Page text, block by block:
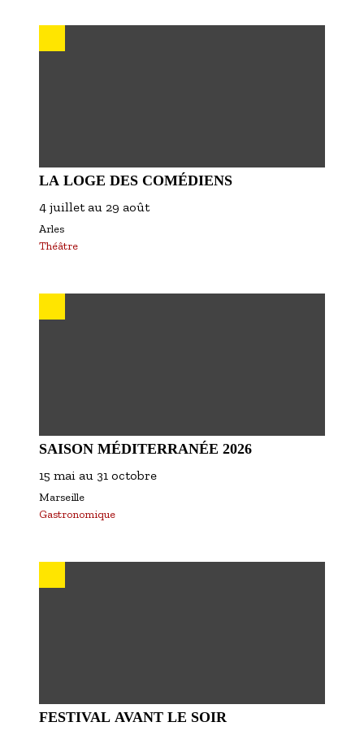
LA LOGE DES COMÉDIENS
4 juillet au 29 août
Arles
Théâtre
SAISON MÉDITERRANÉE 2026
15 mai au 31 octobre
Marseille
Gastronomique
FESTIVAL AVANT LE SOIR